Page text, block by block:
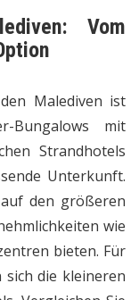
Vom
Malediven ist
Bungalows mit
Strandhotels
Unterkunft.
den größeren
wie
bieten. Für
die kleineren